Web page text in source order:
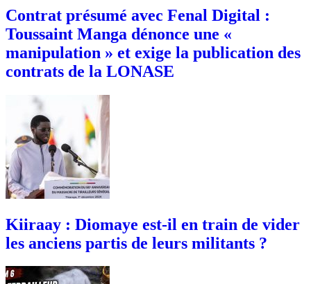
Contrat présumé avec Fenal Digital :
Toussaint Manga dénonce une «
manipulation » et exige la publication des
contrats de la LONASE
Kiiraay : Diomaye est-il en train de vider
les anciens partis de leurs militants ?